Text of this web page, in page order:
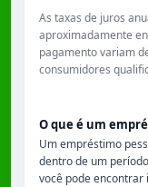
As taxas de juros
aproximadamente
pagamento variam
consumidores
O que é um
Um empréstimo
dentro de um
você pode